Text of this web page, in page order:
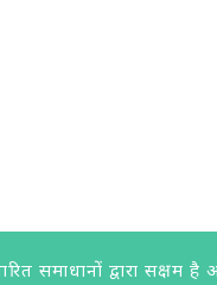
द्वारा सक्षम है